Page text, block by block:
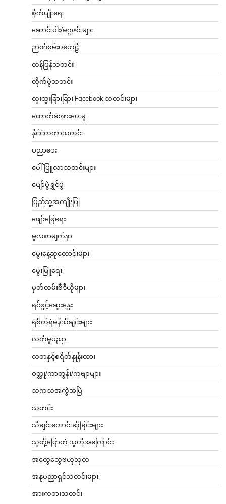
စိုက်ပျိုးရေး
ဆောင်းပါး/မဂ္ဂဇင်းများ
ဉာဏ်စမ်းပဟေဠိ
တန်ပြန်သတင်း
တိုက်ပွဲသတင်း
ထူးထူးခြားခြား Facebook သတင်းများ
ထောက်ခံအားပေးမှု
နိုင်ငံတကာသတင်း
ပညာပေး
ပေါ်ပြူလာသတင်းများ
ပျော်ပွဲရွှင်ပွဲ
ပြည်သူ့အကျိုးပြု
ဖျော်ဖြေရေး
မူလစာမျက်နှာ
မွေးနေ့ဆုတောင်းများ
မွေးမြူရေး
မှတ်တမ်းဗီဒီယိုများ
ရင်ဖွင့်ဆွေးနွေး
ရဲစိတ်ရဲမန်သီချင်းများ
လက်မှုပညာ
လစာနှင့်စရိတ်နှုန်းထား
ဝတ္ထု/ကာတွန်း/ကဗျာများ
သကသအကွဲအပြဲ
သတင်း
သီချင်းတောင်းဆိုခြင်းများ
သူတို့ပြောတဲ့ သူတို့အကြောင်း
အထွေထွေဗဟုသုတ
အနုပညာရှင်သတင်းများ
အားကစားသတင်း